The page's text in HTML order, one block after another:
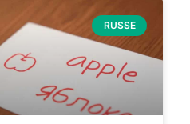
RUSSE